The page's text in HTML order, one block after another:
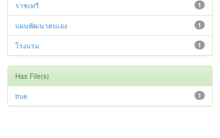
1
ราชเทวี
1
แผนพัฒนาตนเอง
1
โรงแรม
Has File(s)
1
true